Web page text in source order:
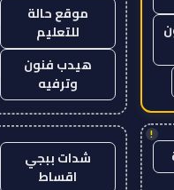
!
موقع حالة
للتعليم
هيدب فنون
وترفيه
شدات ببجي
اقساط